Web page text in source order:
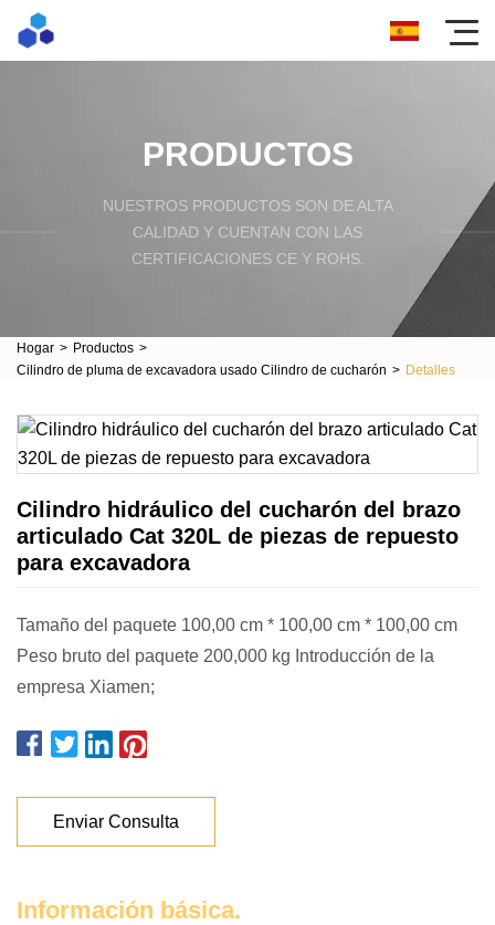
PRODUCTOS
NUESTROS PRODUCTOS SON DE ALTA
CALIDAD Y CUENTAN CON LAS
CERTIFICACIONES CE Y ROHS.
Hogar > Productos >
Cilindro de pluma de excavadora usado Cilindro de cucharón > Detalles
Cilindro hidráulico del cucharón del brazo
articulado Cat 320L de piezas de repuesto
para excavadora
Tamaño del paquete 100,00 cm * 100,00 cm * 100,00 cm
Peso bruto del paquete 200,000 kg Introducción de la
empresa Xiamen;
Enviar Consulta
Información básica.